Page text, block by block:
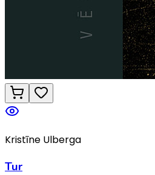
Kristīne Ulberga
Tur